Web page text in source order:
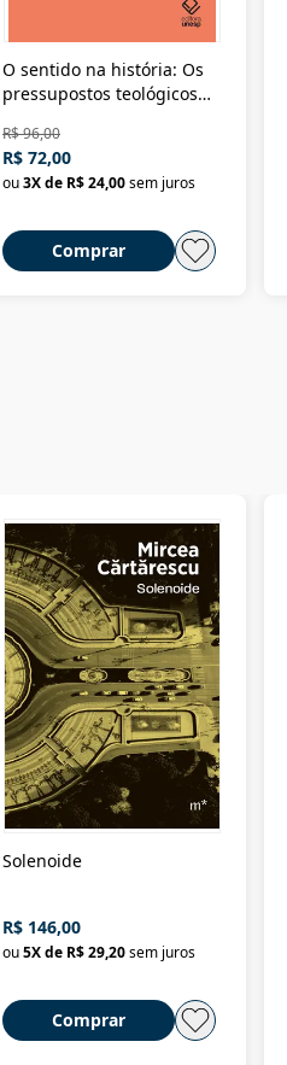
O sentido na história: Os
pressupostos teológicos
R$ 96,00
R$ 72,00
ou3X de R$ 24,00sem juros
Comprar
Solenoide
R$ 146,00
ou5X de R$ 29,20sem juros
Comprar